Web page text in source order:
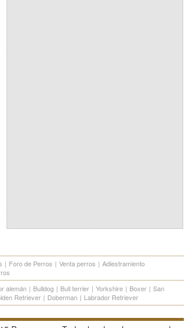
| Foro de Perros | Venta perros | Adiestramiento
alemán | Bulldog | Bull terrier | Yorkshire | Boxer | San
Retriever | Doberman | Labrador Retriever